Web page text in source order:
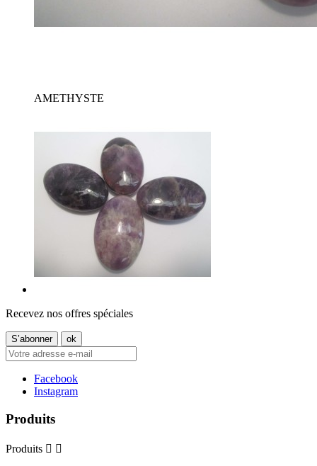
AMETHYSTE
Recevez nos offres spéciales
Facebook
Instagram
Produits
Produits  